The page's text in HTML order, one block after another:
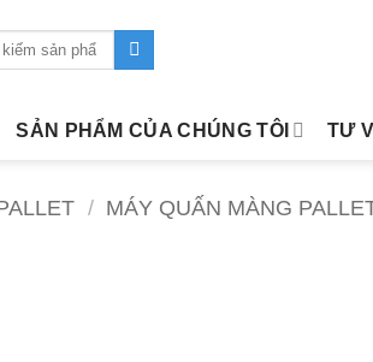
SẢN PHẨM CỦA CHÚNG TÔI TƯ
/ MÁY QUẤN MÀNG